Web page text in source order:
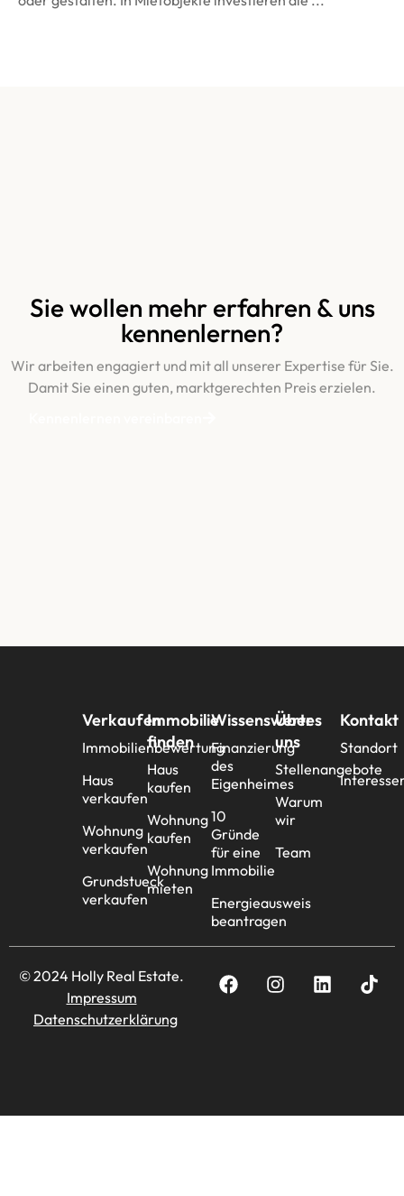
Sie wollen mehr erfahren & uns
kennenlernen?
Wir arbeiten engagiert und mit all unserer Expertise für Sie.
Damit Sie einen guten, marktgerechten Preis erzielen.
Verkaufen
Immobilienbewertung
Haus
verkaufen
Wohnung
verkaufen
Grundstueck
verkaufen
Immobilie
finden
Haus
kaufen
Wohnung
kaufen
Wohnung
mieten
Wissenswertes
Finanzierung
des
Eigenheimes
10
Gründe
für eine
Immobilie
Energieausweis
beantragen
Über
uns
Stellenangebote
Warum
wir
Team
Kontakt
Standort
© 2024 Holly Real Estate.
Impressum
Datenschutzerklärung